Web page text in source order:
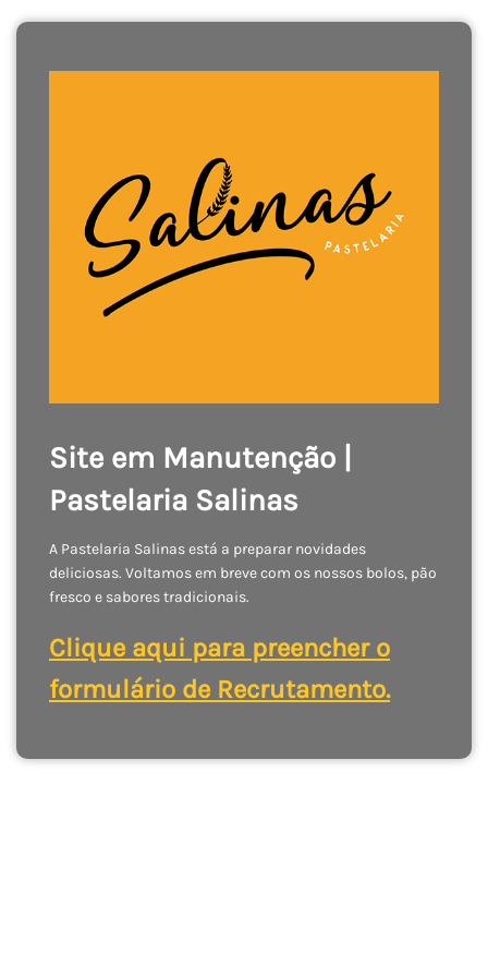
Site em Manutenção |
Pastelaria Salinas
A Pastelaria Salinas está a preparar novidades
deliciosas. Voltamos em breve com os nossos bolos, pão
fresco e sabores tradicionais.
Clique aqui para preencher o
formulário de Recrutamento.